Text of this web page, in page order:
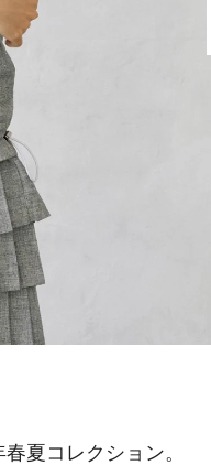
夏コレクション。